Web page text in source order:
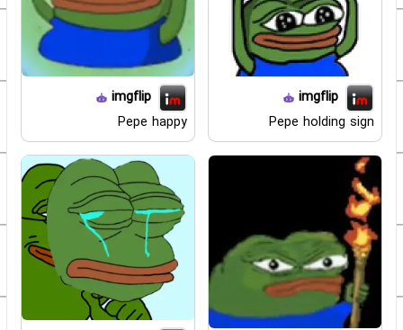
imgflip
Pepe holding sign
imgflip
Pepe happy